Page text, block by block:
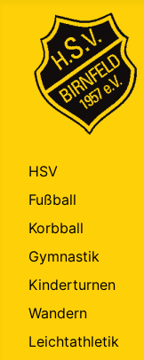
HSV
Fußball
Korbball
Gymnastik
Kinderturnen
Wandern
Leichtathletik